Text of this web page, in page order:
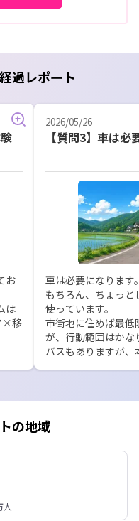
過レポート
お
は
×移
2026/05/26
【質問3】車は必
車は必要になります
もちろん、ちょっ
使っています。
市街地に住めば最低
が、行動範囲はか
バスもありますが
向かうか」も楽しめ
よ！
の地域
人